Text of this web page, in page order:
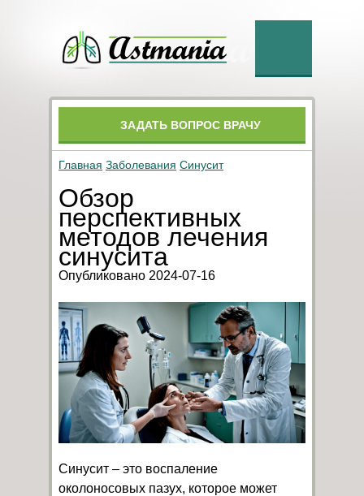
ЗАДАТЬ ВОПРОС ВРАЧУ
Главная Заболевания Синусит
Обзор
перспективных
методов лечения
синусита
Опубликовано 2024-07-16
Синусит – это воспаление
околоносовых пазух, которое может